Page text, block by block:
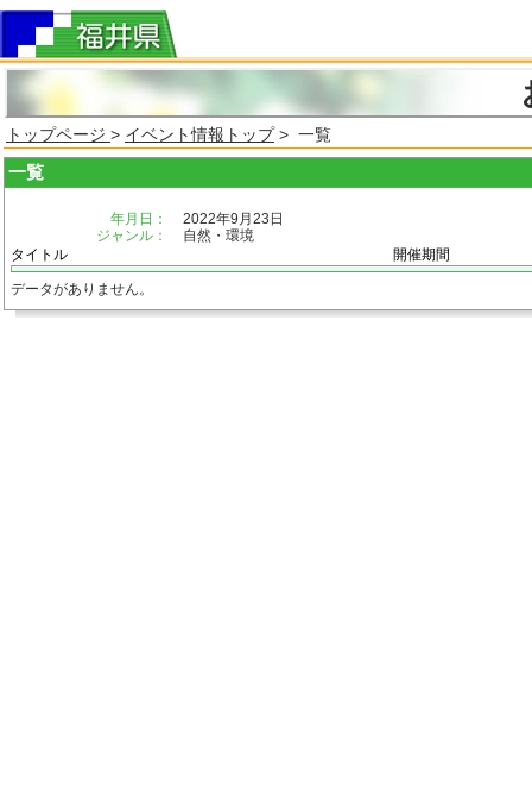
トップページ > イベント情報トップ> 一覧
一覧
年月日：
2022年9月23日
ジャンル：
自然・環境
タイトル
開催期間
データがありません。